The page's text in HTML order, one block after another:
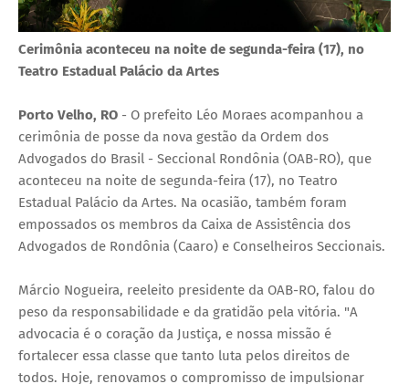
Cerimônia aconteceu na noite de segunda-feira (17), no
Teatro Estadual Palácio da Artes
Porto Velho, RO - O prefeito Léo Moraes acompanhou a
cerimônia de posse da nova gestão da Ordem dos
Advogados do Brasil - Seccional Rondônia (OAB-RO), que
aconteceu na noite de segunda-feira (17), no Teatro
Estadual Palácio da Artes. Na ocasião, também foram
empossados os membros da Caixa de Assistência dos
Advogados de Rondônia (Caaro) e Conselheiros Seccionais.
Márcio Nogueira, reeleito presidente da OAB-RO, falou do
peso da responsabilidade e da gratidão pela vitória. "A
advocacia é o coração da Justiça, e nossa missão é
fortalecer essa classe que tanto luta pelos direitos de
todos. Hoje, renovamos o compromisso de impulsionar